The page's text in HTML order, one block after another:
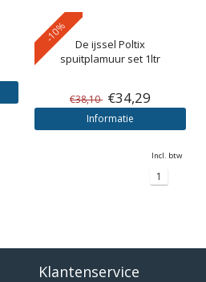
-10% De ijssel Poltix
spuitplamuur set 1ltr
€38,10 €34,29
Informatie
Incl. btw
1
Klantenservice